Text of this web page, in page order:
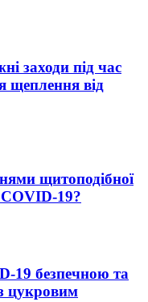
заходи під час
щеплення від
щитоподібної
19?
19 безпечною та
цукровим